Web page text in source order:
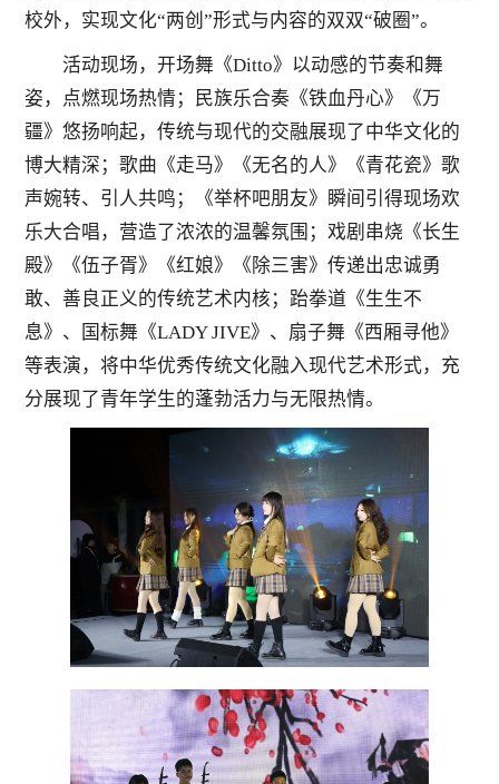
校外，实现文化“两创”形式与内容的双双“破圈”。
活动现场，开场舞《Ditto》以动感的节奏和舞
姿，点燃现场热情；民族乐合奏《铁血丹心》《万
疆》悠扬响起，传统与现代的交融展现了中华文化的
博大精深；歌曲《走马》《无名的人》《青花瓷》歌
声婉转、引人共鸣；《举杯吧朋友》瞬间引得现场欢
乐大合唱，营造了浓浓的温馨氛围；戏剧串烧《长生
殿》《伍子胥》《红娘》《除三害》传递出忠诚勇
敢、善良正义的传统艺术内核；跆拳道《生生不
息》、国标舞《LADY JIVE》、扇子舞《西厢寻他》
等表演，将中华优秀传统文化融入现代艺术形式，充
分展现了青年学生的蓬勃活力与无限热情。